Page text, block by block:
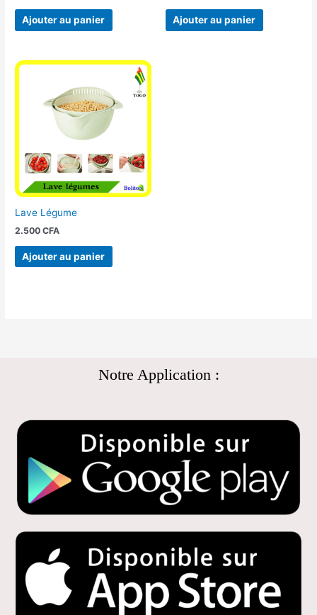
Ajouter au panier Ajouter au panier
Lave Légume
2.500CFA
Ajouter au panier
Notre Application :